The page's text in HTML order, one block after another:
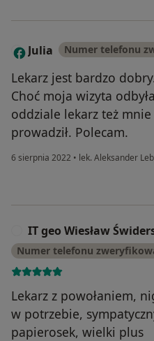
J Julia Numer telefonu
Lekarz jest bardzo
Choć moja wizyta
oddziale lekarz też
prowadził. Polecam.
6 sierpnia 2022 • lek. Aleksander
IT geo Wiesław
Numer telefonu
Lekarz z powołaniem,
w potrzebie,
papierosek, wielki plus